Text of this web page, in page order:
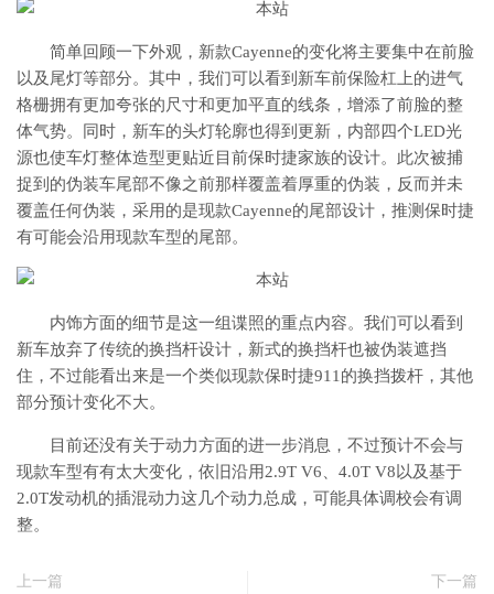
简单回顾一下外观，新款Cayenne的变化将主要集中在前脸
以及尾灯等部分。其中，我们可以看到新车前保险杠上的进气
格栅拥有更加夸张的尺寸和更加平直的线条，增添了前脸的整
体气势。同时，新车的头灯轮廓也得到更新，内部四个LED光
源也使车灯整体造型更贴近目前保时捷家族的设计。此次被捕
捉到的伪装车尾部不像之前那样覆盖着厚重的伪装，反而并未
覆盖任何伪装，采用的是现款Cayenne的尾部设计，推测保时捷
有可能会沿用现款车型的尾部。
内饰方面的细节是这一组谍照的重点内容。我们可以看到
新车放弃了传统的换挡杆设计，新式的换挡杆也被伪装遮挡
住，不过能看出来是一个类似现款保时捷911的换挡拨杆，其他
部分预计变化不大。
目前还没有关于动力方面的进一步消息，不过预计不会与
现款车型有有太大变化，依旧沿用2.9T V6、4.0T V8以及基于
2.0T发动机的插混动力这几个动力总成，可能具体调校会有调
整。
上一篇
下一篇